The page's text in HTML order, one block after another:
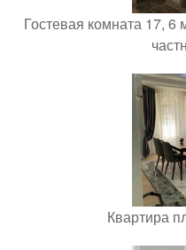
Гостевая комната 17, 6
Квартира